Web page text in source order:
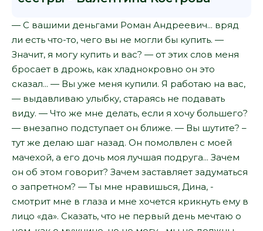
— С вашими деньгами Роман Андреевич... вряд
ли есть что-то, чего вы не могли бы купить. —
Значит, я могу купить и вас? — от этих слов меня
бросает в дрожь, как хладнокровно он это
сказал... — Вы уже меня купили. Я работаю на вас,
— выдавливаю улыбку, стараясь не подавать
виду. — Что же мне делать, если я хочу большего?
— внезапно подступает он ближе. — Вы шутите? –
тут же делаю шаг назад. Он помолвлен с моей
мачехой, а его дочь моя лучшая подруга... Зачем
он об этом говорит? Зачем заставляет задуматься
о запретном? — Ты мне нравишься, Дина, -
смотрит мне в глаза и мне хочется крикнуть ему в
лицо «да». Сказать, что не первый день мечтаю о